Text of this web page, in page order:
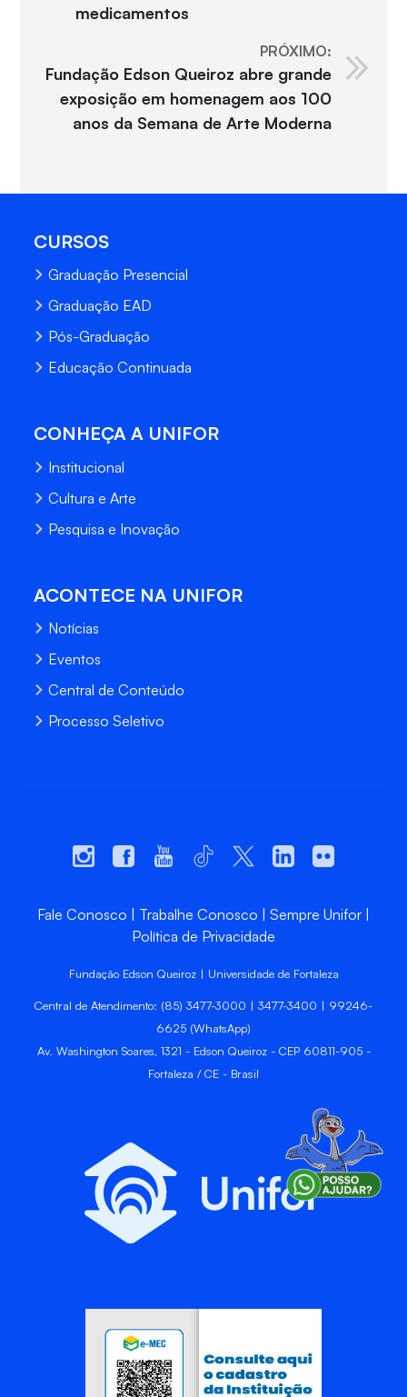
medicamentos
PRÓXIMO:
Fundação Edson Queiroz abre grande
exposição em homenagem aos 100
anos da Semana de Arte Moderna
CURSOS
Graduação Presencial
Graduação EAD
Pós-Graduação
Educação Continuada
CONHEÇA A UNIFOR
Institucional
Cultura e Arte
Pesquisa e Inovação
ACONTECE NA UNIFOR
Notícias
Eventos
Central de Conteúdo
Processo Seletivo
Fale Conosco Trabalhe Conosco
Sempre Unifor
Política de Privacidade
Fundação Edson Queiroz | Universidade de Fortaleza
Central de Atendimento: (85) 3477-3000 | 3477-3400 | 99246-
6625 (WhatsApp)
Av. Washington Soares, 1321 - Edson Queiroz - CEP 60811-905 -
Fortaleza / CE - Brasil